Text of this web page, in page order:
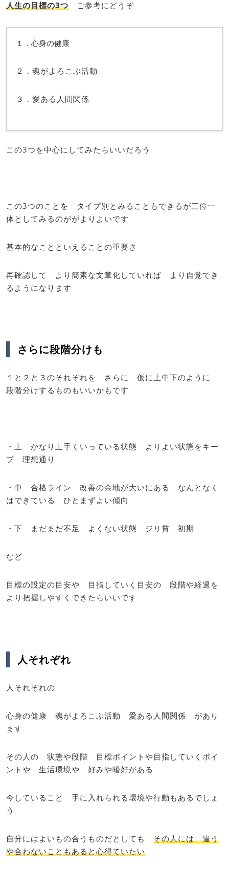
人生の目標の3つ ご参考にどうぞ
１．心身の健康
２．魂がよろこぶ活動
３．愛ある人間関係
この3つを中心にしてみたらいいだろう
この3つのことを タイプ別とみることもできるが三位一
体としてみるのががよりよいです
基本的なことといえることの重要さ
再確認して より簡素な文章化していれば より自覚でき
るようになります
さらに段階分けも
１と２と３のそれぞれを さらに 仮に上中下のように
段階分けするものもいいかもです
・上 かなり上手くいっている状態 よりよい状態をキー
プ 理想通り
・中 合格ライン 改善の余地が大いにある なんとなく
はできている ひとまずよい傾向
・下 まだまだ不足 よくない状態 ジリ貧 初期
など
目標の設定の目安や 目指していく目安の 段階や経過を
より把握しやすくできたらいいです
人それぞれ
人それぞれの
心身の健康 魂がよろこぶ活動 愛ある人間関係 があり
ます
その人の 状態や段階 目標ポイントや目指していくポイ
ントや 生活環境や 好みや嗜好がある
今していること 手に入れられる環境や行動もあるでしょ
う
自分にはよいもの合うものだとしても その人には 違う
や合わないこともあると心得ていたい